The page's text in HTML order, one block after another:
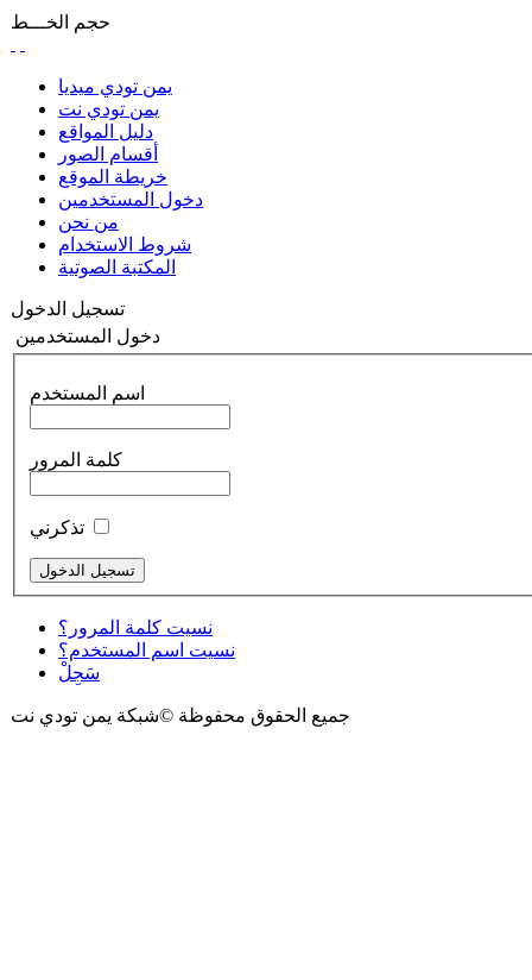
حجم الخـــط
يمن تودي ميديا
يمن تودي نت
دليل المواقع
أقسام الصور
خريطة الموقع
دخول المستخدمين
من نحن
شروط الاستخدام
المكتبة الصوتية
تسجيل الدخول
دخول المستخدمين
اسم المستخدم
كلمة المرور
تذكرني
نسيت كلمة المرور؟
نسيت اسم المستخدم؟
سَجِلْ
جميع الحقوق محفوظة ©شبكة يمن تودي نت